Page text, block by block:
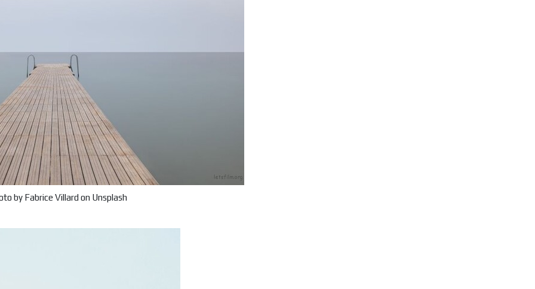
by Fabrice Villard on Unsplash